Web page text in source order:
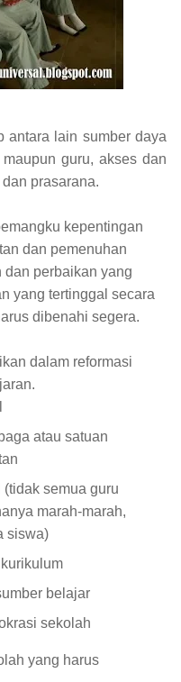
antara lain sumber daya
guru, akses dan
prasarana.
kepentingan
dan pemenuhan
perbaikan yang
yang tertinggal secara
dibenahi segera.
dalam reformasi
atau satuan
semua guru
marah-marah,
siswa)
belajar
sekolah
yang harus